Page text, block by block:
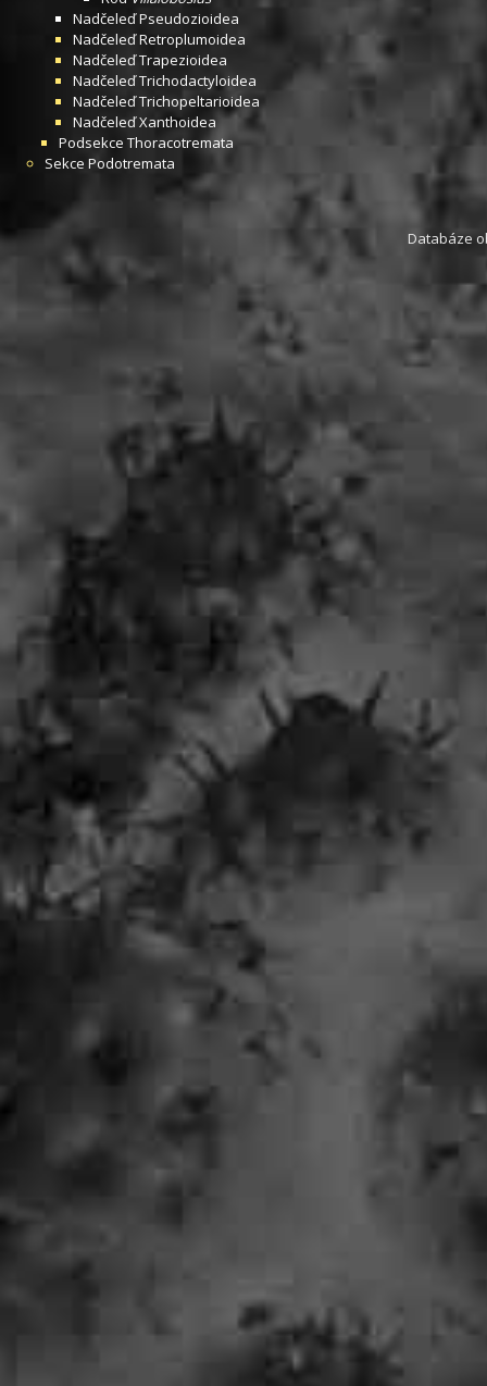
NadčeleďPseudozioidea
NadčeleďRetroplumoidea
NadčeleďTrapezioidea
NadčeleďTrichodactyloidea
NadčeleďTrichopeltarioidea
NadčeleďXanthoidea
Podsekce Thoracotremata
Sekce Podotremata
Databáze